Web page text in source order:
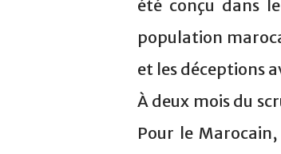
été conçu dans
population
et les déceptions
À deux mois du
Pour le